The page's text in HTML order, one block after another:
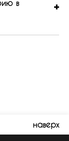
в
наверх